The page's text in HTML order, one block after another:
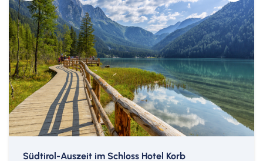
Südtirol-Auszeit im Schloss Hotel Korb